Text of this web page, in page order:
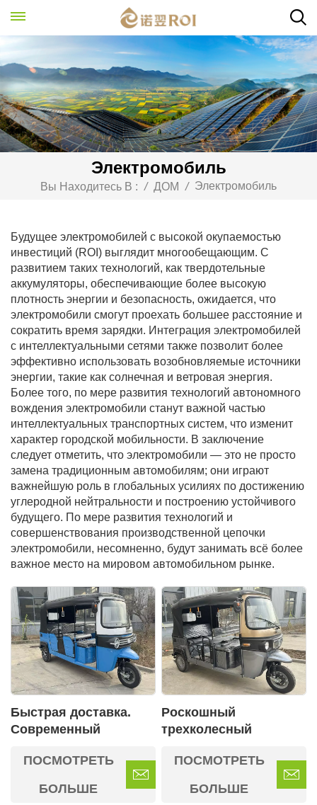
Электромобиль
Вы Находитесь В : / ДОМ / Электромобиль
Будущее электромобилей с высокой окупаемостью
инвестиций (ROI) выглядит многообещающим. С
развитием таких технологий, как твердотельные
аккумуляторы, обеспечивающие более высокую
плотность энергии и безопасность, ожидается, что
электромобили смогут проехать большее расстояние и
сократить время зарядки. Интеграция электромобилей
с интеллектуальными сетями также позволит более
эффективно использовать возобновляемые источники
энергии, такие как солнечная и ветровая энергия.
Более того, по мере развития технологий автономного
вождения электромобили станут важной частью
интеллектуальных транспортных систем, что изменит
характер городской мобильности. В заключение
следует отметить, что электромобили — это не просто
замена традиционным автомобилям; они играют
важнейшую роль в глобальных усилиях по достижению
углеродной нейтральности и построению устойчивого
будущего. По мере развития технологий и
совершенствования производственной цепочки
электромобили, несомненно, будут занимать всё более
важное место на мировом автомобильном рынке.
Быстрая доставка.
Современный
пассажирский
велосипед для
ПОСМОТРЕТЬ
БОЛЬШЕ
Роскошный
трехколесный
автомобиль на новых
источниках энергии
ПОСМОТРЕТЬ
БОЛЬШЕ